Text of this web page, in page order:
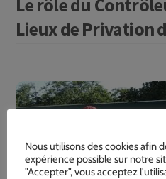
Le rôle du
Lieux de Privation
Nous utilisons des cookies afin
expérience possible sur notre
"Accepter", vous acceptez